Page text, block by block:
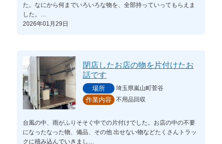
た。なにから何までいろいろな物を、全部持っていってもらえま
した。…
2026年01月29日
閉店したお店の物を片付けたお
話です
場所 埼玉県嵐山町菅谷
作業内容 不用品回収
台風の中、雨がふりそそぐ中での片付けでした。お店の中の不要
になったなった物、備品、その他 出せない物などたくさんトラッ
クに積み込んでいきまし…